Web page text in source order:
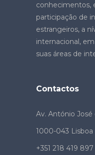
conhecimentos,
participação de
estrangeiros, a
internacional,
suas áreas de
Contactos
Av. António José
1000-043 Lisboa
+351 218 419 897